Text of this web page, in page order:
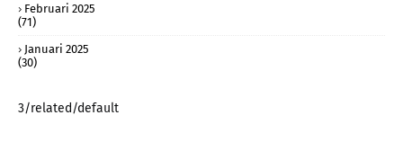
Februari 2025
(71)
Januari 2025
(30)
3/related/default